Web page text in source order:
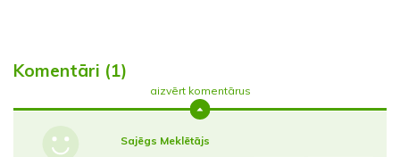
Komentāri (1)
aizvērt komentārus
Sajēgs Meklētājs